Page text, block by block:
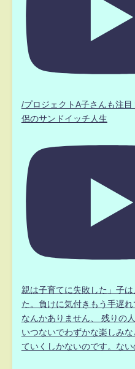
/プロジェクトA子さんも注
侶のサンドイッチ人生
親は子育てに失敗した」子は
た。負けに気付きもう手遅
なんかありません、 残りの
いつないでわずかな楽しみな
ていくしかないのです。ない